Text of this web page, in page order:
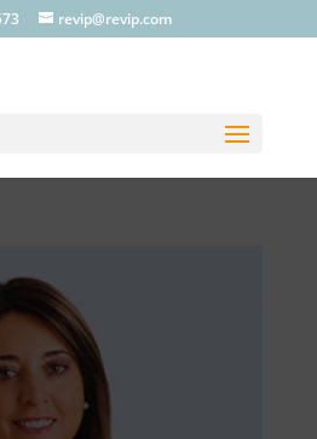
revip@revip.com